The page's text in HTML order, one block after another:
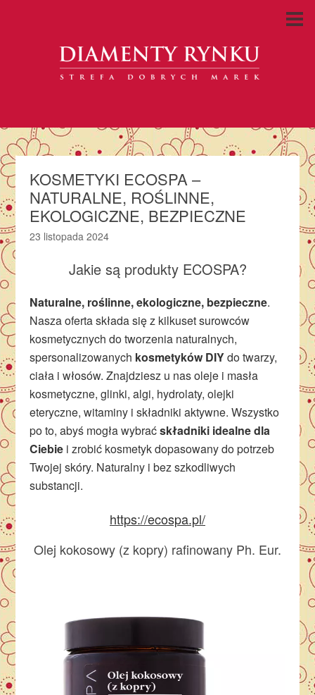
KOSMETYKI ECOSPA –
NATURALNE, ROŚLINNE,
EKOLOGICZNE, BEZPIECZNE
23 listopada 2024
Jakie są produkty ECOSPA?
Naturalne, roślinne, ekologiczne, bezpieczne.
Nasza oferta składa się z kilkuset surowców
kosmetycznych do tworzenia naturalnych,
spersonalizowanych kosmetyków DIYdo twarzy,
ciała i włosów. Znajdziesz u nas oleje i masła
kosmetyczne, glinki, algi, hydrolaty, olejki
eteryczne, witaminy i składniki aktywne. Wszystko
po to, abyś mogła wybraćskładniki idealne dla
Ciebie i zrobić kosmetyk dopasowany do potrzeb
Twojej skóry. Naturalny i bez szkodliwych
substancji.
https://ecospa.pl/
Olej kokosowy (z kopry) rafinowany Ph. Eur.